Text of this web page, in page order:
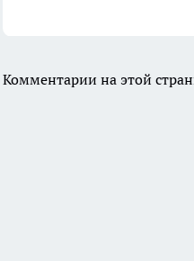
Комментарии на этой